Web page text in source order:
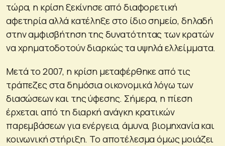
τώρα, η κρίση ξεκίνησε από διαφορετική
αφετηρία αλλά κατέληξε στο ίδιο σημείο, δηλαδή
στην αμφισβήτηση της δυνατότητας των κρατών
να χρηματοδοτούν διαρκώς τα υψηλά ελλείμματα.
Μετά το 2007, η κρίση μεταφέρθηκε από τις
τράπεζες στα δημόσια οικονομικά λόγω των
διασώσεων και της ύφεσης. Σήμερα, η πίεση
έρχεται από τη διαρκή ανάγκη κρατικών
παρεμβάσεων για ενέργεια, άμυνα, βιομηχανία και
κοινωνική στήριξη. Το αποτέλεσμα όμως μοιάζει